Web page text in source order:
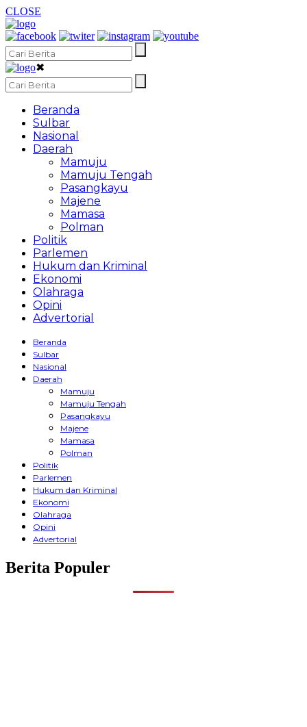
CLOSE
✖
Beranda
Sulbar
Nasional
Daerah
Mamuju
Mamuju Tengah
Pasangkayu
Majene
Mamasa
Polman
Politik
Parlemen
Hukum dan Kriminal
Ekonomi
Olahraga
Opini
Advertorial
Beranda
Sulbar
Nasional
Daerah
Mamuju
Mamuju Tengah
Pasangkayu
Majene
Mamasa
Polman
Politik
Parlemen
Hukum dan Kriminal
Ekonomi
Olahraga
Opini
Advertorial
Berita Populer